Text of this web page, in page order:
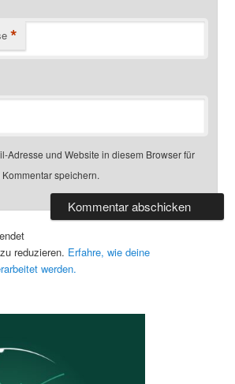
*
Adresse und Website in diesem Browser für
speichern.
reduzieren. Erfahre, wie deine
werden.